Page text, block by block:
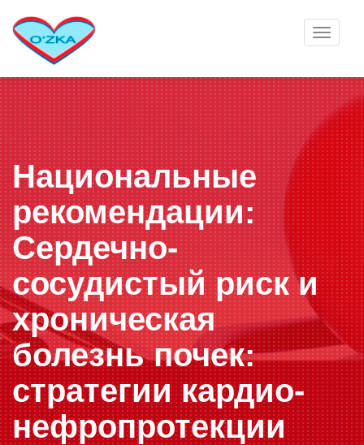
Toggle
Национальные
рекомендации:
Сердечно-
сосудистый риск и
хроническая
болезнь почек:
стратегии кардио-
нефропротекции